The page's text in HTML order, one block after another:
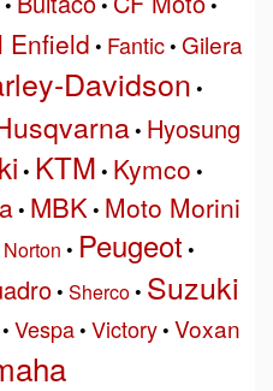
Enfield • Fantic• Gilera
Davidson •
• Hyosung
• KTM • Kymco •
• MBK• Moto Morini
Norton • Peugeot •
• Sherco• Suzuki
• Vespa• Victory• Voxan